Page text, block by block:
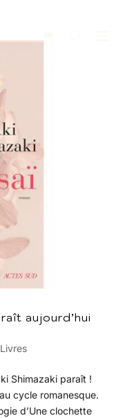
aujourd’hui
Livres
Shimazaki paraît !
cycle romanesque.
d’Une clochette